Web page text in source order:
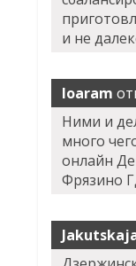
и не
Ioaram
Ними и
много
онлайн
Фрязино